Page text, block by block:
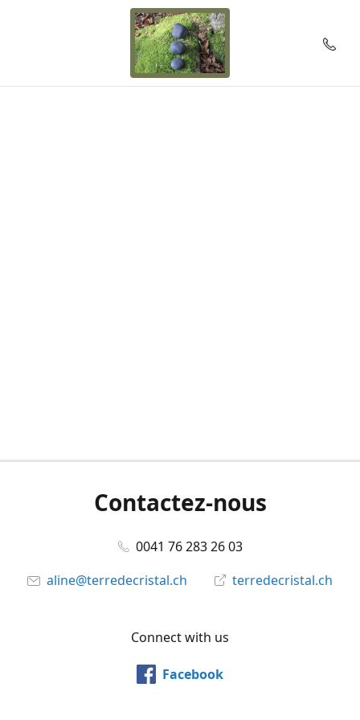
Contactez-nous
0041 76 283 26 03
aline@terredecristal.ch
terredecristal.ch
Connect with us
Facebook